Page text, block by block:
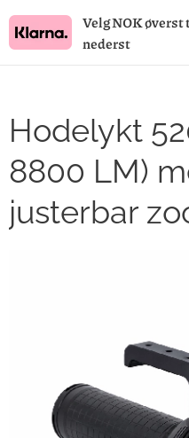
Velg NOK
nederst
Hodelykt
8800 LM)
justerbar